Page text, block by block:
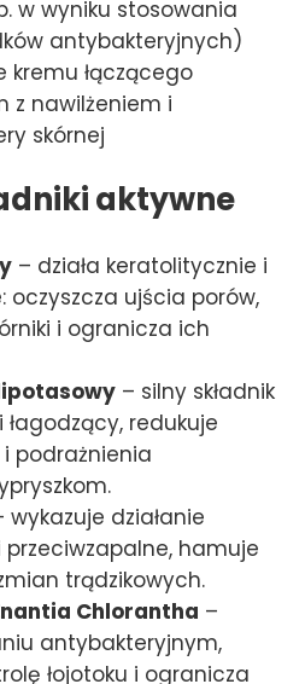
w wyniku stosowania
antybakteryjnych)
kremu łączącego
z nawilżeniem i
skórnej
aktywne
– działa keratolitycznie i
oczyszcza ujścia porów,
i ogranicza ich
– silny składnik
redukuje
podrażnienia
wykazuje działanie
hamuje
trądzikowych.
Chlorantha –
antybakteryjnym,
łojotoku i ogranicza